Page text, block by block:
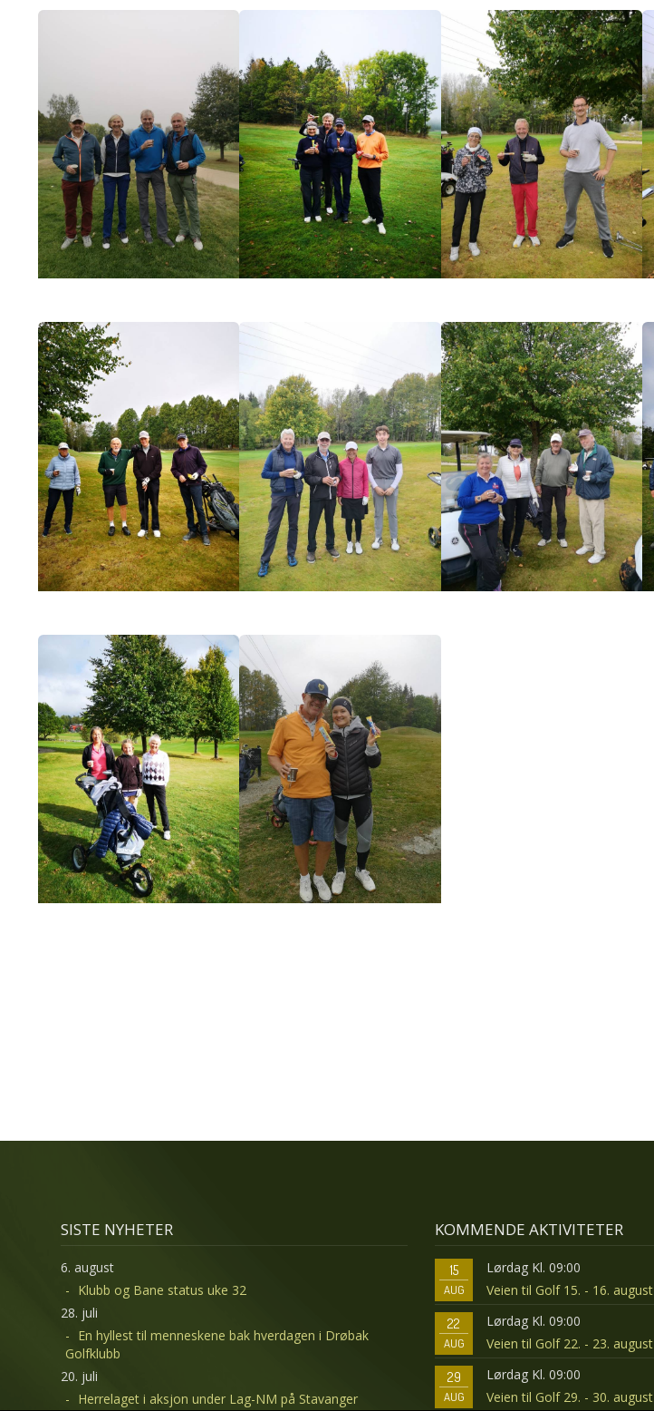
SISTE NYHETER
6. august
Klubb og Bane status uke 32
28. juli
En hyllest til menneskene bak hverdagen i Drøbak
Golfklubb
20. juli
Herrelaget i aksjon under Lag-NM på Stavanger
KOMMENDE AKTIVITETER
15
AUG
Lørdag Kl. 09:00
Veien til Golf 15. - 16. august
22
AUG
Lørdag Kl. 09:00
Veien til Golf 22. - 23. august
29
AUG
Lørdag Kl. 09:00
Veien til Golf 29. - 30. august